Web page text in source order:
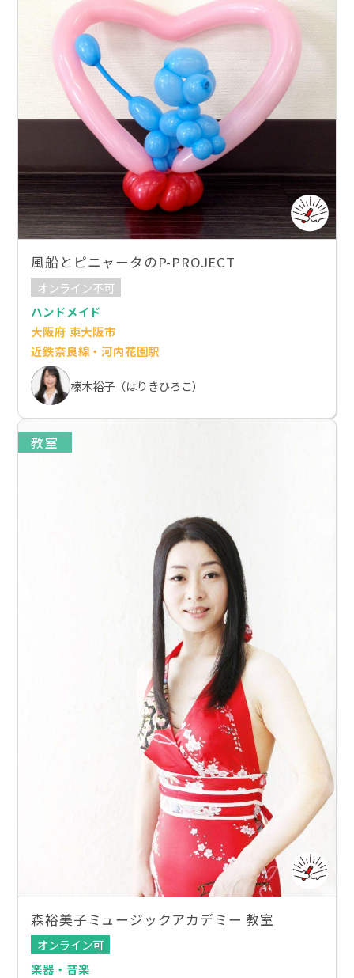
風船とピニャータのP-PROJECT
オンライン不可
ハンドメイド
大阪府 東大阪市
近鉄奈良線・河内花園駅
榛木裕子（はりきひろこ）
教室
森裕美子ミュージックアカデミー 教室
オンライン可
楽器・音楽